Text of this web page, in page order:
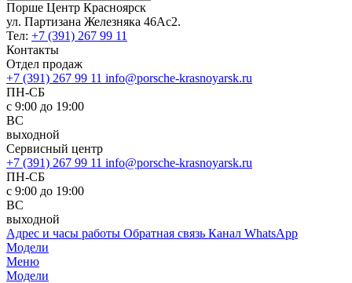
Порше Центр Красноярск
ул. Партизана Железняка 46Ас2.
Тел: +7 (391) 267 99 11
Контакты
Отдел продаж
+7 (391) 267 99 11 info@porsche-krasnoyarsk.ru
ПН-СБ
c 9:00 до 19:00
ВС
выходной
Сервисный центр
+7 (391) 267 99 11 info@porsche-krasnoyarsk.ru
ПН-СБ
с 9:00 до 19:00
ВС
выходной
Адрес и часы работы Обратная связь Канал WhatsApp
Модели
Меню
Модели